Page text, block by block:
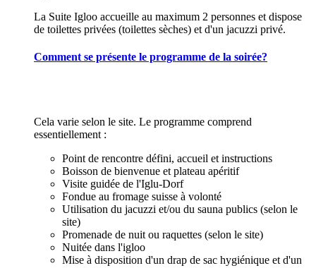
La Suite Igloo accueille au maximum 2 personnes et dispose
de toilettes privées (toilettes sèches) et d'un jacuzzi privé.
Comment se présente le programme de la soirée?
Cela varie selon le site. Le programme comprend
essentiellement :
Point de rencontre défini, accueil et instructions
Boisson de bienvenue et plateau apéritif
Visite guidée de l'Iglu-Dorf
Fondue au fromage suisse à volonté
Utilisation du jacuzzi et/ou du sauna publics (selon le
site)
Promenade de nuit ou raquettes (selon le site)
Nuitée dans l'igloo
Mise à disposition d'un drap de sac hygiénique et d'un